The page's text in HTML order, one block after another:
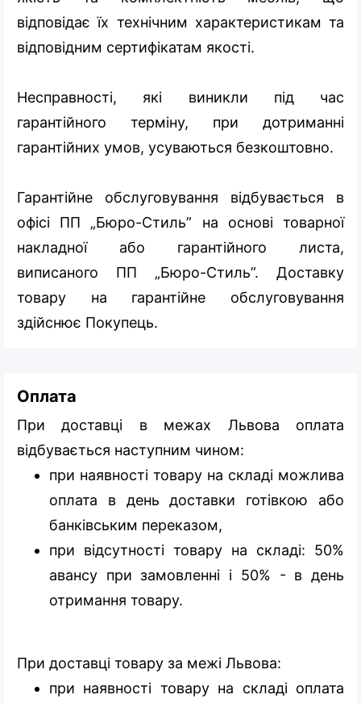
відповідає їх технічним характеристикам та
відповідним сертифікатам якості.
Несправності, які виникли під час
гарантійного терміну, при дотриманні
гарантійних умов, усуваються безкоштовно.
Гарантійне обслуговування відбувається в
офісі ПП „Бюро-Стиль” на основі товарної
накладної або гарантійного листа,
виписаного ПП „Бюро-Стиль”. Доставку
товару на гарантійне обслуговування
здійснює Покупець.
Оплата
При доставці в межах Львова оплата
відбувається наступним чином:
при наявності товару на складі можлива
оплата в день доставки готівкою або
банківським переказом,
при відсутності товару на складі: 50%
авансу при замовленні і 50% - в день
отримання товару.
При доставці товару за межі Львова:
при наявності товару на складі оплата